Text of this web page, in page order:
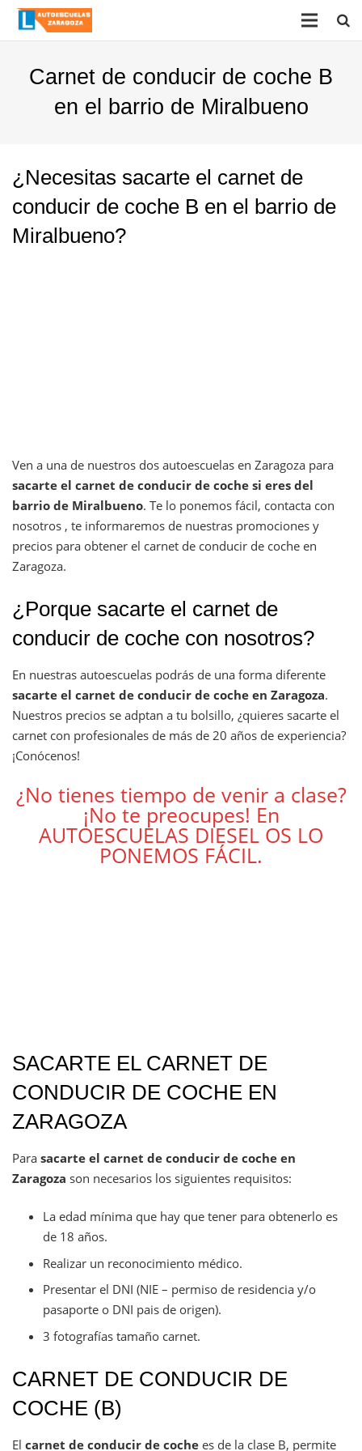
Carnet de conducir de coche B
en el barrio de Miralbueno
¿Necesitas sacarte el carnet de
conducir de coche B en el barrio de
Miralbueno?
Ven a una de nuestros dos autoescuelas en Zaragoza para
sacarte el carnet de conducir de coche si eres del
barrio de Miralbueno. Te lo ponemos fácil, contacta con
nosotros , te informaremos de nuestras promociones y
precios para obtener el carnet de conducir de coche en
Zaragoza.
¿Porque sacarte el carnet de
conducir de coche con nosotros?
En nuestras autoescuelas podrás de una forma diferente
sacarte el carnet de conducir de coche en Zaragoza.
Nuestros precios se adptan a tu bolsillo, ¿quieres sacarte el
carnet con profesionales de más de 20 años de experiencia?
¡Conócenos!
¿No tienes tiempo de venir a clase?
¡No te preocupes! En
AUTOESCUELAS DIESEL OS LO
PONEMOS FÁCIL.
SACARTE EL CARNET DE
CONDUCIR DE COCHE EN
ZARAGOZA
Para sacarte el carnet de conducir de coche en
Zaragoza son necesarios los siguientes requisitos:
La edad mínima que hay que tener para obtenerlo es
de 18 años.
Realizar un reconocimiento médico.
Presentar el DNI (NIE – permiso de residencia y/o
pasaporte o DNI pais de origen).
3 fotografías tamaño carnet.
CARNET DE CONDUCIR DE
COCHE (B)
El carnet de conducir de coche es de la clase B, permite